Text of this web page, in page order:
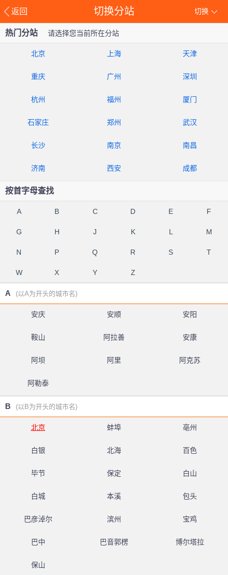
返回 切换
切换分站
热门分站 请选择您当前所在分站
北京 上海 天津
重庆 广州 深圳
杭州 福州 厦门
石家庄 郑州 武汉
长沙 南京 南昌
济南 西安 成都
按首字母查找
A B C D E F
G H J K L M
N P Q R S T
W X Y Z
A (以A为开头的城市名)
安庆 安顺 安阳
鞍山 阿拉善 安康
阿坝 阿里 阿克苏
阿勒泰
B (以B为开头的城市名)
北京 蚌埠 亳州
白银 北海 百色
毕节 保定 白山
白城 本溪 包头
巴彦淖尔 滨州 宝鸡
巴中 巴音郭楞 博尔塔拉
保山